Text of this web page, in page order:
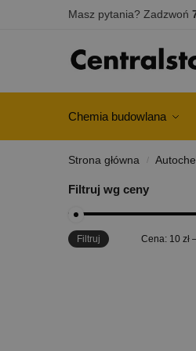
Masz pytania? Zadzwoń
Chemia budowlana
Strona główna /
Filtruj wg ceny
Filtruj Cena: 10 zł